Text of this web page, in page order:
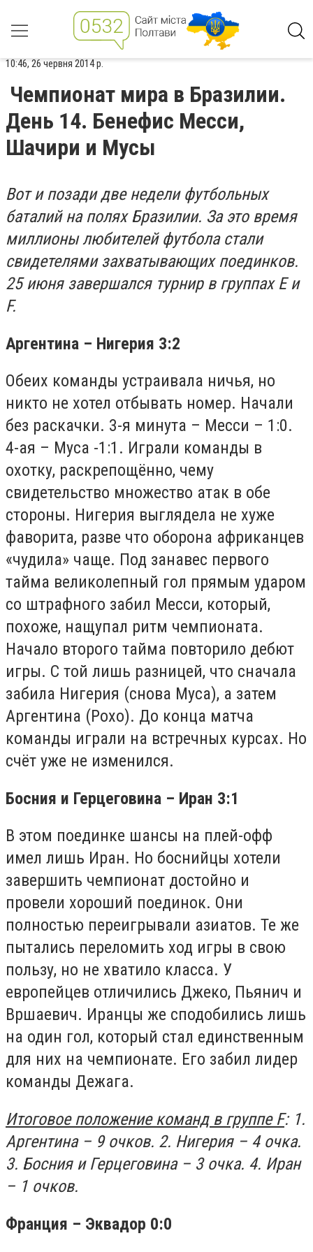
10:46, 26 червня 2014 р.
Чемпионат мира в Бразилии.
День 14. Бенефис Месси,
Шачири и Мусы
Вот и позади две недели футбольных
баталий на полях Бразилии. За это время
миллионы любителей футбола стали
свидетелями захватывающих поединков.
25 июня завершался турнир в группах Е и
F.
Аргентина – Нигерия 3:2
Обеих команды устраивала ничья, но
никто не хотел отбывать номер. Начали
без раскачки. 3-я минута – Месси – 1:0.
4-ая – Муса -1:1. Играли команды в
охотку, раскрепощённо, чему
свидетельство множество атак в обе
стороны. Нигерия выглядела не хуже
фаворита, разве что оборона африканцев
«чудила» чаще. Под занавес первого
тайма великолепный гол прямым ударом
со штрафного забил Месси, который,
похоже, нащупал ритм чемпионата.
Начало второго тайма повторило дебют
игры. С той лишь разницей, что сначала
забила Нигерия (снова Муса), а затем
Аргентина (Рохо). До конца матча
команды играли на встречных курсах. Но
счёт уже не изменился.
Босния и Герцеговина – Иран 3:1
В этом поединке шансы на плей-офф
имел лишь Иран. Но боснийцы хотели
завершить чемпионат достойно и
провели хороший поединок. Они
полностью переигрывали азиатов. Те же
пытались переломить ход игры в свою
пользу, но не хватило класса. У
европейцев отличились Джеко, Пьянич и
Вршаевич. Иранцы же сподобились лишь
на один гол, который стал единственным
для них на чемпионате. Его забил лидер
команды Дежага.
Итоговое положение команд в группе F: 1.
Аргентина – 9 очков. 2. Нигерия – 4 очка.
3. Босния и Герцеговина – 3 очка. 4. Иран
– 1 очков.
Франция – Эквадор 0:0